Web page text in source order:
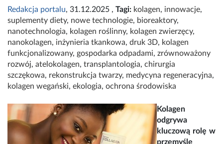
Redakcja portalu, 31.12.2025 , Tagi: kolagen, innowacje,
suplementy diety, nowe technologie, bioreaktory,
nanotechnologia, kolagen roślinny, kolagen zwierzęcy,
nanokolagen, inżynieria tkankowa, druk 3D, kolagen
funkcjonalizowany, gospodarka odpadami, zrównoważony
rozwój, atelokolagen, transplantologia, chirurgia
szczękowa, rekonstrukcja twarzy, medycyna regeneracyjna,
kolagen wegański, ekologia, ochrona środowiska
Kolagen
odgrywa
kluczową rolę w
przemyśle